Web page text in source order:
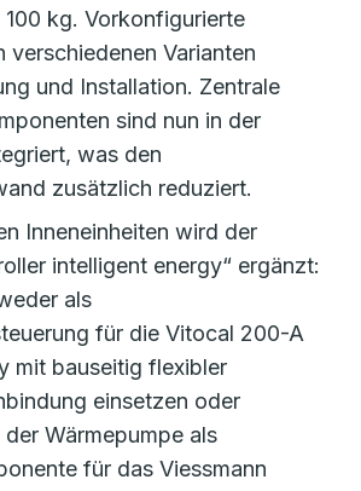
kg. Vorkonfigurierte
verschiedenen Varianten
und Installation. Zentrale
sind nun in der
was den
zusätzlich reduziert.
Inneneinheiten wird der
intelligent energy“ ergänzt:
als
für die Vitocal 200-A
mit bauseitig flexibler
einsetzen oder
Wärmepumpe als
für das Viessmann